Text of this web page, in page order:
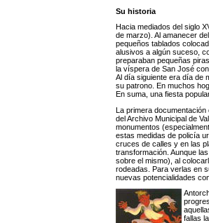
Su historia
Hacia mediados del siglo
de marzo). Al amanecer
pequeños tablados
alusivos a algún suceso,
preparaban pequeñas
la víspera de San José
Al día siguiente era día de
su patrono. En muchos
En suma, una fiesta
La primera
del Archivo Municipal de
monumentos
estas medidas de policía
cruces de calles y en las
transformación. Aunque
sobre el mismo), al
rodeadas. Para verlas en
nuevas potencialidades
fallas